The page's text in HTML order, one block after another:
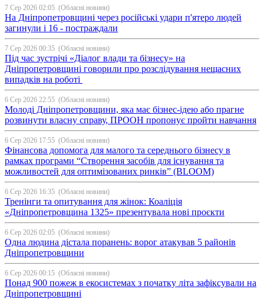
7 Сер 2026 02:05 (Обласні новини)
На Дніпропетровщині через російські удари п'ятеро людей
загинули і 16 - постраждали
7 Сер 2026 00:35 (Обласні новини)
Під час зустрічі «Діалог влади та бізнесу» на
Дніпропетровщині говорили про розслідування нещасних
випадків на роботі
6 Сер 2026 22:55 (Обласні новини)
Молоді Дніпропетровщини, яка має бізнес-ідею або прагне
розвинути власну справу, ПРООН пропонує пройти навчання
6 Сер 2026 17:55 (Обласні новини)
Фінансова допомога для малого та середнього бізнесу в
рамках програми “Створення засобів для існування та
можливостей для оптимізованих ринків” (BLOOM)
6 Сер 2026 16:35 (Обласні новини)
Тренінги та опитування для жінок: Коаліція
«Дніпропетровщина 1325» презентувала нові проєкти
6 Сер 2026 02:05 (Обласні новини)
Одна людина дістала поранень: ворог атакував 5 районів
Дніпропетровщини
6 Сер 2026 00:15 (Обласні новини)
Понад 900 пожеж в екосистемах з початку літа зафіксували на
Дніпропетровщині